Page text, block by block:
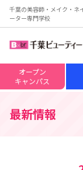
千葉の美容師・メイク・ネ
ーター専門学校
オープン
キャンパス
最新情報